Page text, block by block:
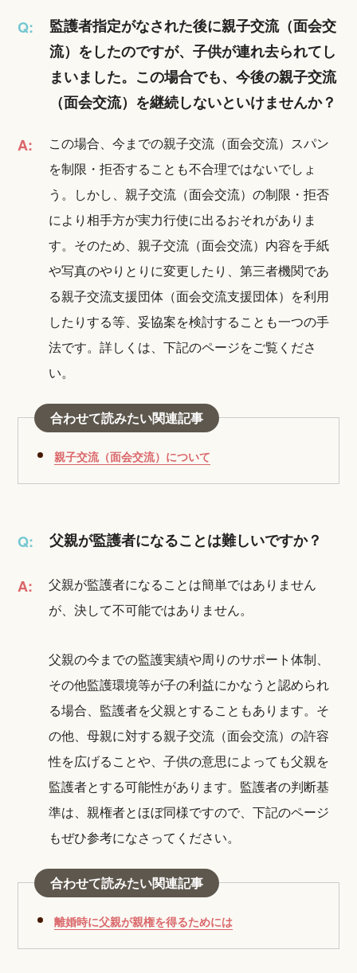
Q:
監護者指定がなされた後に親子交流（面会交
流）をしたのですが、子供が連れ去られてし
まいました。この場合でも、今後の親子交流
（面会交流）を継続しないといけませんか？
A:
この場合、今までの親子交流（面会交流）スパン
を制限・拒否することも不合理ではないでしょ
う。しかし、親子交流（面会交流）の制限・拒否
により相手方が実力行使に出るおそれがありま
す。そのため、親子交流（面会交流）内容を手紙
や写真のやりとりに変更したり、第三者機関であ
る親子交流支援団体（面会交流支援団体）を利用
したりする等、妥協案を検討することも一つの手
法です。詳しくは、下記のページをご覧くださ
い。
合わせて読みたい関連記事
親子交流（面会交流）について
Q: 父親が監護者になることは難しいですか？
A:
父親が監護者になることは簡単ではありません
が、決して不可能ではありません。
父親の今までの監護実績や周りのサポート体制、
その他監護環境等が子の利益にかなうと認められ
る場合、監護者を父親とすることもあります。そ
の他、母親に対する親子交流（面会交流）の許容
性を広げることや、子供の意思によっても父親を
監護者とする可能性があります。監護者の判断基
準は、親権者とほぼ同様ですので、下記のページ
もぜひ参考になさってください。
合わせて読みたい関連記事
離婚時に父親が親権を得るためには